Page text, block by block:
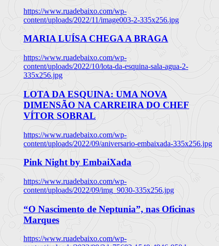
https://www.ruadebaixo.com/wp-
content/uploads/2022/11/image003-2-335x256.jpg
MARIA LUÍSA CHEGA A BRAGA
https://www.ruadebaixo.com/wp-
content/uploads/2022/10/lota-da-esquina-sala-agua-2-
335x256.jpg
LOTA DA ESQUINA: UMA NOVA
DIMENSÃO NA CARREIRA DO CHEF
VÍTOR SOBRAL
https://www.ruadebaixo.com/wp-
content/uploads/2022/09/aniversario-embaixada-335x256.jpg
Pink Night by EmbaiXada
https://www.ruadebaixo.com/wp-
content/uploads/2022/09/img_9030-335x256.jpg
“O Nascimento de Neptunia”, nas Oficinas
Marques
https://www.ruadebaixo.com/wp-